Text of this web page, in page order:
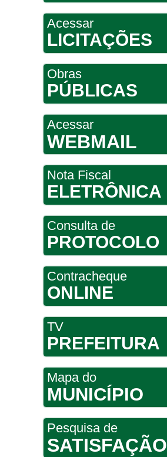
Acessar
LICITAÇÕES
Obras
PÚBLICAS
Acessar
WEBMAIL
Nota Fiscal
ELETRÔNICA
Consulta de
PROTOCOLO
Contracheque
ONLINE
TV
PREFEITURA
Mapa do
MUNICÍPIO
Pesquisa de
SATISFAÇÃO